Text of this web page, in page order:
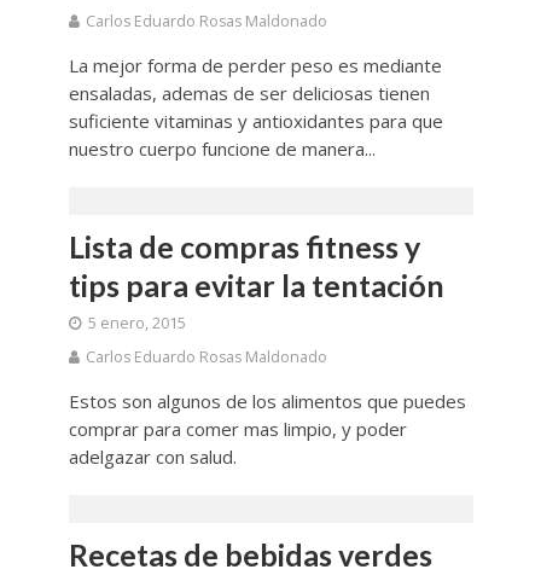
Carlos Eduardo Rosas Maldonado
La mejor forma de perder peso es mediante
ensaladas, ademas de ser deliciosas tienen
suficiente vitaminas y antioxidantes para que
nuestro cuerpo funcione de manera...
Lista de compras fitness y
tips para evitar la tentación
5 enero, 2015
Carlos Eduardo Rosas Maldonado
Estos son algunos de los alimentos que puedes
comprar para comer mas limpio, y poder
adelgazar con salud.
Recetas de bebidas verdes